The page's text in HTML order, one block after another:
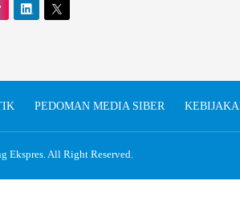
PEDOMAN MEDIA SIBER
Ekspres. All Right Reserved.